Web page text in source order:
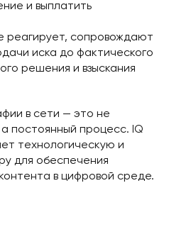
и выплатить
реагирует, сопровождают
иска до фактического
решения и взыскания
в сети — это не
постоянный процесс. IQ
технологическую и
для обеспечения
в цифровой среде.